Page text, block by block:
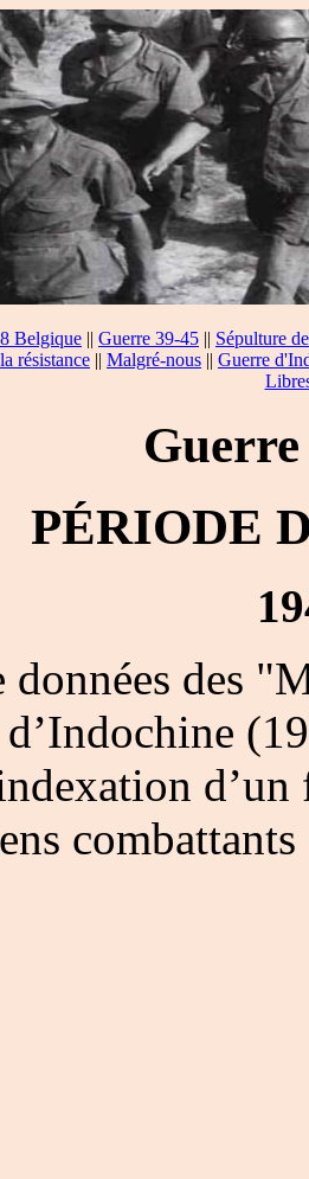
Belgique || Guerre 39-45 || Sépulture
résistance || Malgré-nous || Guerre
PÉRIODE
données des